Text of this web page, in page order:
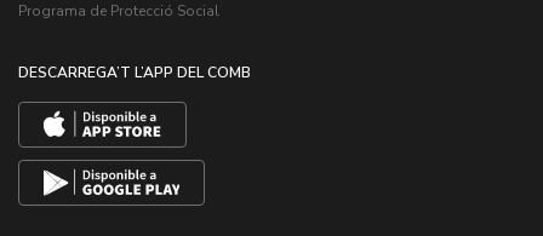
Programa de Protecció Social
DESCARREGA’T L’APP DEL COMB